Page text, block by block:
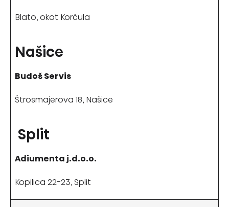
Blato, okot Korčula
Našice
Budoš Servis
Štrosmajerova 18, Našice
Split
Adiumenta j.d.o.o.
Kopilica 22-23, Split